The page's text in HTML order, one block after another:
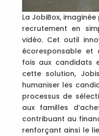
La JobiBox,
recrutement en
vidéo. Cet outil
écoresponsable et
fois aux candidats
cette solution,
humaniser les
processus de
aux familles
contribuant au
renforçant ainsi le